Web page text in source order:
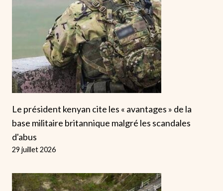
Le président kenyan cite les « avantages » de la
base militaire britannique malgré les scandales
d'abus
29 juillet 2026